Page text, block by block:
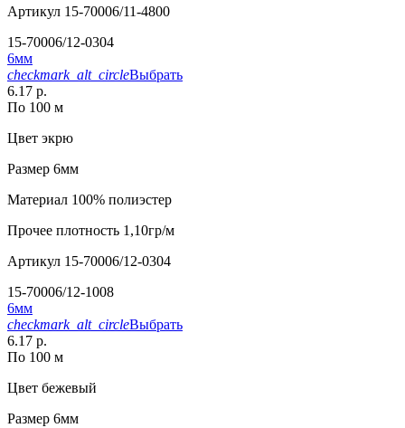
Артикул 15-70006/11-4800
15-70006/12-0304
6мм
checkmark_alt_circleВыбрать
6.17 р.
По 100 м
Цвет экрю
Размер 6мм
Материал 100% полиэстер
Прочее плотность 1,10гр/м
Артикул 15-70006/12-0304
15-70006/12-1008
6мм
checkmark_alt_circleВыбрать
6.17 р.
По 100 м
Цвет бежевый
Размер 6мм